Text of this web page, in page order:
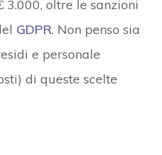
3.000, oltre le sanzioni
GDPR. Non penso sia
e personale
di queste scelte